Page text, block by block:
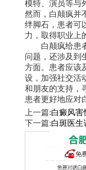
然而，白颠疯并
绊脚石，患者可
力，取得职业上
白颠疯给患者
问题，还涉及到
方面。患者应该
设，加强社交活
和朋友的支持，
患者更好地应对
上一篇:白癜风害
下一篇:白斑医生